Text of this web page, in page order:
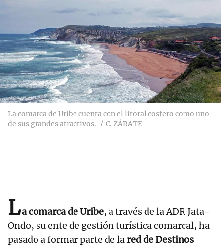
La comarca de Uribe cuenta con el litoral costero como uno
de sus grandes atractivos.
C. ZÁRATE
La comarca de Uribe, a través de la ADR Jata-
Ondo, su ente de gestión turística comarcal, ha
pasado a formar parte de lared de Destinos